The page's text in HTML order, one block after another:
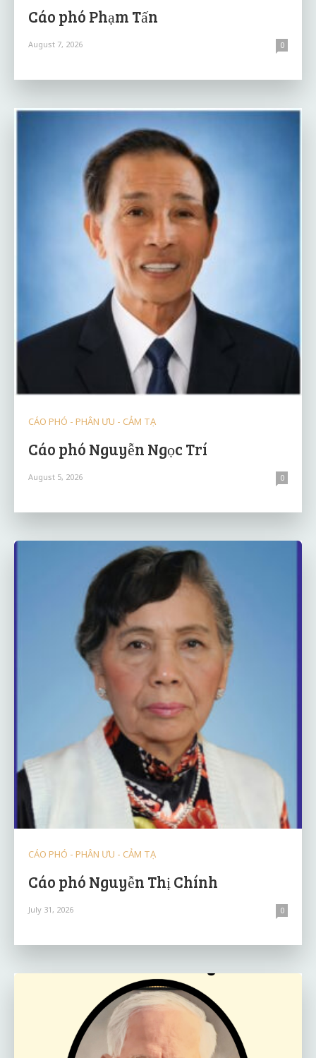
Cáo phó Phạm Tấn
August 7, 2026 0
CÁO PHÓ - PHÂN ƯU - CẢM TẠ
Cáo phó Nguyễn Ngọc Trí
August 5, 2026 0
CÁO PHÓ - PHÂN ƯU - CẢM TẠ
Cáo phó Nguyễn Thị Chính
July 31, 2026 0